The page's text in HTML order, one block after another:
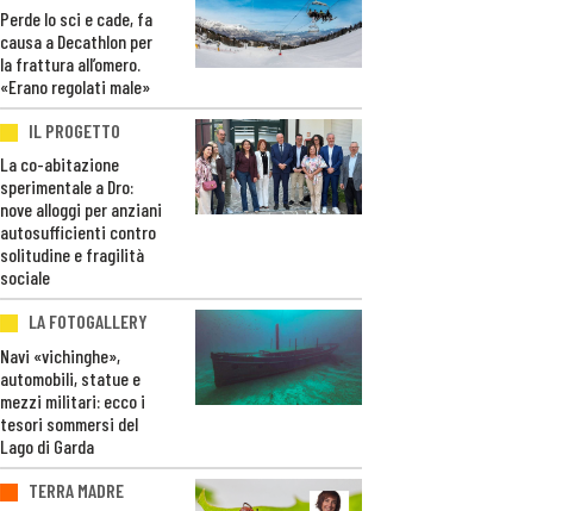
Perde lo sci e cade, fa
causa a Decathlon per
la frattura all’omero.
«Erano regolati male»
IL PROGETTO
La co-abitazione
sperimentale a Dro:
nove alloggi per anziani
autosufficienti contro
solitudine e fragilità
sociale
LA FOTOGALLERY
Navi «vichinghe»,
automobili, statue e
mezzi militari: ecco i
tesori sommersi del
Lago di Garda
TERRA MADRE